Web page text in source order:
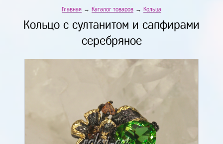
Главная → Каталог товаров → Кольца
Кольцо с султанитом и сапфирами
серебряное